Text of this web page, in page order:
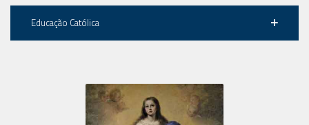
Educação Católica